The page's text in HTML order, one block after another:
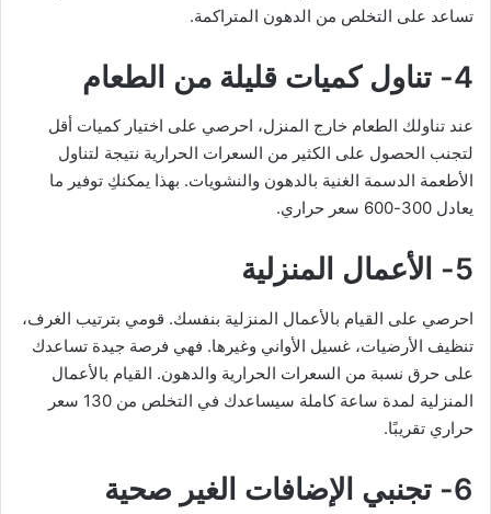
تساعد على التخلص من الدهون المتراكمة.
4- تناول كميات قليلة من الطعام
عند تناولك الطعام خارج المنزل، احرصي على اختيار كميات أقل
لتجنب الحصول على الكثير من السعرات الحرارية نتيجة لتناول
الأطعمة الدسمة الغنية بالدهون والنشويات. بهذا يمكنكِ توفير ما
يعادل 300-600 سعر حراري.
5- الأعمال المنزلية
احرصي على القيام بالأعمال المنزلية بنفسك. قومي بترتيب الغرف،
تنظيف الأرضيات، غسيل الأواني وغيرها. فهي فرصة جيدة تساعدك
على حرق نسبة من السعرات الحرارية والدهون. القيام بالأعمال
المنزلية لمدة ساعة كاملة سيساعدك في التخلص من 130 سعر
حراري تقريبًا.
6- تجنبي الإضافات الغير صحية